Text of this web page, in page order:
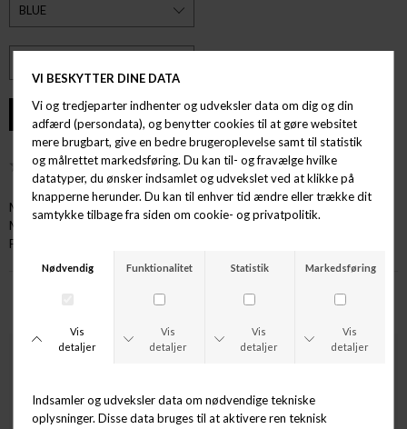
ØNSKELISTE
Mærke: Formel
Model: Tex Stripe Shirt
Farve: Blue
ANDRE KØBTE OGSÅ